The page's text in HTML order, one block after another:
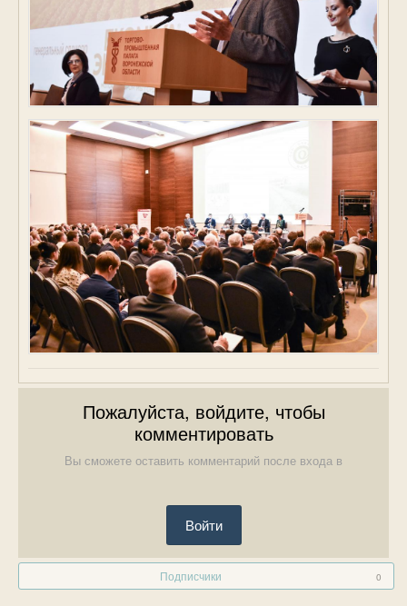
Пожалуйста, войдите, чтобы
комментировать
Вы сможете оставить комментарий после входа в
Войти
Подписчики 0